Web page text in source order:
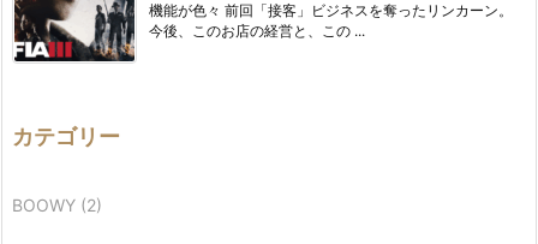
機能が色々 前回「接客」ビジネスを奪ったリンカーン。
今後、このお店の経営と、この ...
カテゴリー
BOOWY (2)